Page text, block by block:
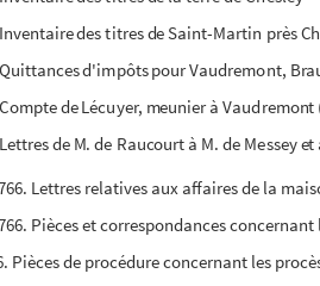
Inventaire des titres de Saint-Martin près
Quittances d'impôts pour Vaudremont,
Compte de Lécuyer, meunier à Vaudremont
Lettres de M. de Raucourt à M. de Messey
Lettres relatives aux affaires de la
Pièces et correspondances
Pièces de procédure concernant les